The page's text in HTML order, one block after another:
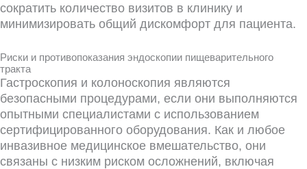
сократить количество визитов в клинику и
минимизировать общий дискомфорт для пациента.
Риски и противопоказания эндоскопии пищеварительного
тракта
Гастроскопия и колоноскопия являются
безопасными процедурами, если они выполняются
опытными специалистами с использованием
сертифицированного оборудования. Как и любое
инвазивное медицинское вмешательство, они
связаны с низким риском осложнений, включая